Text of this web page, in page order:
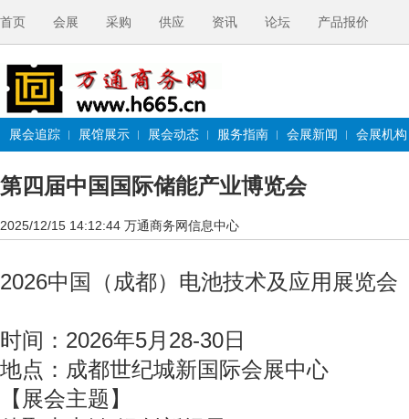
首页 会展 采购 供应 资讯 论坛 产品报价
展会追踪 展馆展示 展会动态 服务指南 会展新闻 会展机构
第四届中国国际储能产业博览会
2025/12/15 14:12:44 万通商务网信息中心
2026中国（成都）电池技术及应用展览会
时间：2026年5月28-30日
地点：成都世纪城新国际会展中心
【展会主题】